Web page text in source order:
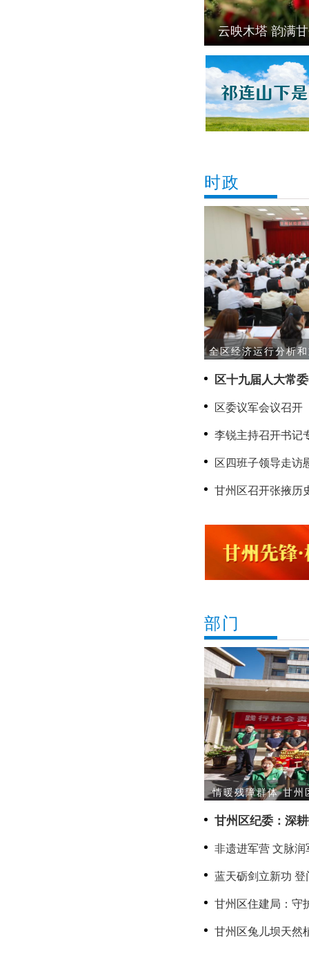
云映木塔 韵满
时政
全区经济运行分析
区十九届人大常
区委议军会议召开
李锐主持召开书记
区四班子领导走访
甘州区召开张掖历
部门
情暖残障群体 甘州
甘州区纪委：深
治监督提质增效
非遗进军营 文脉
双拥·共传文脉守
蓝天砺剑立新功
二等功军人家庭送
甘州区住建局：守
甘州区兔儿坝天然